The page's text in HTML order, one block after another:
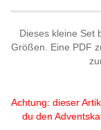
Dieses kleine Set
Größen. Eine PDF
Achtung: dieser
du den